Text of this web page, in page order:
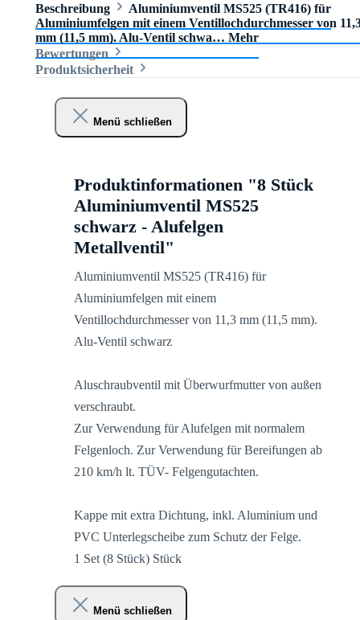
Beschreibung
Aluminiumventil MS525 (TR416) für
Aluminiumfelgen mit einem Ventillochdurchmesser von
mm (11,5 mm). Alu-Ventil schwa… Mehr
Bewertungen
Produktsicherheit
Menü schließen
Produktinformationen "8 Stück
Aluminiumventil MS525
schwarz - Alufelgen
Metallventil"
Aluminiumventil MS525 (TR416) für
Aluminiumfelgen mit einem
Ventillochdurchmesser von 11,3 mm (11,5 mm).
Alu-Ventil schwarz
Aluschraubventil mit Überwurfmutter von außen
verschraubt.
Zur Verwendung für Alufelgen mit normalem
Felgenloch. Zur Verwendung für Bereifungen ab
210 km/h lt. TÜV- Felgengutachten.
Kappe mit extra Dichtung, inkl. Aluminium und
PVC Unterlegscheibe zum Schutz der Felge.
1 Set (8 Stück) Stück
Menü schließen